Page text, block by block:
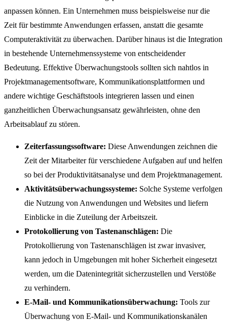
anpassen können. Ein Unternehmen muss beispielsweise nur die
Zeit für bestimmte Anwendungen erfassen, anstatt die gesamte
Computeraktivität zu überwachen. Darüber hinaus ist die Integration
in bestehende Unternehmenssysteme von entscheidender
Bedeutung. Effektive Überwachungstools sollten sich nahtlos in
Projektmanagementsoftware, Kommunikationsplattformen und
andere wichtige Geschäftstools integrieren lassen und einen
ganzheitlichen Überwachungsansatz gewährleisten, ohne den
Arbeitsablauf zu stören.
Zeiterfassungssoftware: Diese Anwendungen zeichnen die
Zeit der Mitarbeiter für verschiedene Aufgaben auf und helfen
so bei der Produktivitätsanalyse und dem Projektmanagement.
Aktivitätsüberwachungssysteme: Solche Systeme verfolgen
die Nutzung von Anwendungen und Websites und liefern
Einblicke in die Zuteilung der Arbeitszeit.
Protokollierung von Tastenanschlägen: Die
Protokollierung von Tastenanschlägen ist zwar invasiver,
kann jedoch in Umgebungen mit hoher Sicherheit eingesetzt
werden, um die Datenintegrität sicherzustellen und Verstöße
zu verhindern.
E-Mail- und Kommunikationsüberwachung: Tools zur
Überwachung von E-Mail- und Kommunikationskanälen